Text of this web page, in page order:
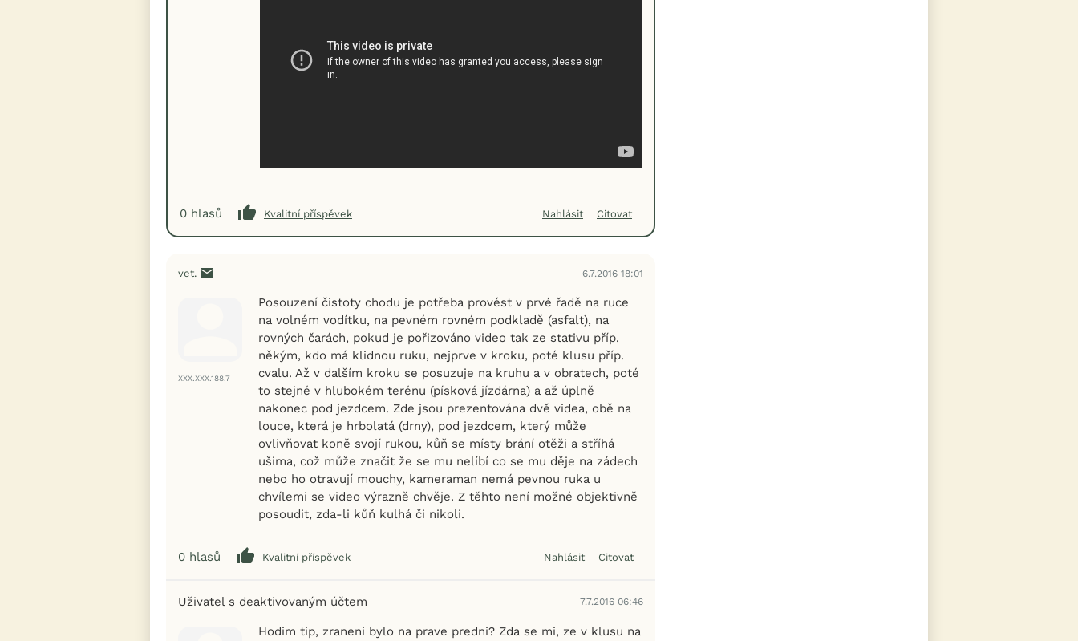
0 hlasů Kvalitní příspěvek Nahlásit Citovat
vet. 6.7.2016 18:01
XXX.XXX.188.7
Posouzení čistoty chodu je potřeba provést v prvé řadě na ruce
na volném vodítku, na pevném rovném podkladě (asfalt), na
rovných čarách, pokud je pořizováno video tak ze stativu příp.
někým, kdo má klidnou ruku, nejprve v kroku, poté klusu příp.
cvalu. Až v dalším kroku se posuzuje na kruhu a v obratech, poté
to stejné v hlubokém terénu (písková jízdárna) a až úplně
nakonec pod jezdcem. Zde jsou prezentována dvě videa, obě na
louce, která je hrbolatá (drny), pod jezdcem, který může
ovlivňovat koně svojí rukou, kůň se místy brání otěži a stříhá
ušima, což může značit že se mu nelíbí co se mu děje na zádech
nebo ho otravují mouchy, kameraman nemá pevnou ruka u
chvílemi se video výrazně chvěje. Z těhto není možné objektivně
posoudit, zda-li kůň kulhá či nikoli.
0 hlasů Kvalitní příspěvek Nahlásit Citovat
Uživatel s deaktivovaným účtem 7.7.2016 06:46
Hodim tip, zraneni bylo na prave predni? Zda se mi, ze v klusu na